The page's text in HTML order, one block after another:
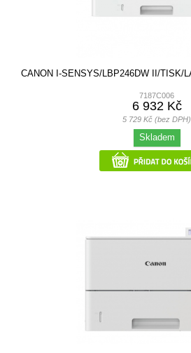
CANON I-SENSYS/LBP246DW II/TISK/
7187C006
6 932 Kč
5 729 Kč (bez DPH)
Skladem